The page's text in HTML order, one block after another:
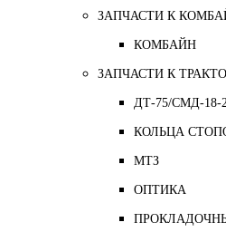
ЗАПЧАСТИ К
КОМБАЙН
ЗАПЧАСТИ К
ДТ-75/СМД-18-
КОЛЬЦА
МТЗ
ОПТИКА